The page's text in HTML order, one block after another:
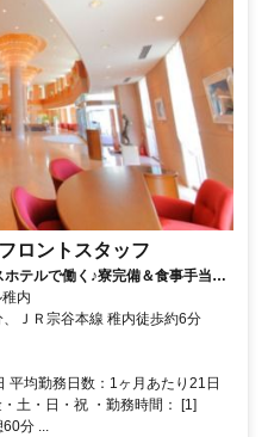
ロントスタッフ
テルで働く♪寮完備＆食事手当あ
内
ＪＲ宗谷本線 稚内徒歩約6分
平均勤務日数：1ヶ月あたり21日
土・日・祝 ・勤務時間： [1]
分 ...